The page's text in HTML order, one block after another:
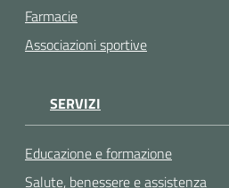
Farmacie
Associazioni sportive
SERVIZI
Educazione e formazione
Salute, benessere e assistenza